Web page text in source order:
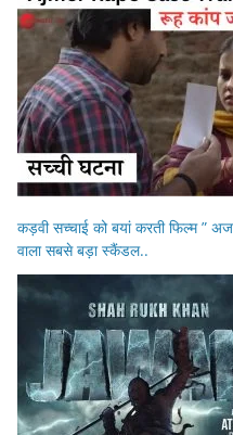
कड़वी सच्चाई को बयां करती फिल्म ”
वाला सबसे बड़ा स्कैंडल..